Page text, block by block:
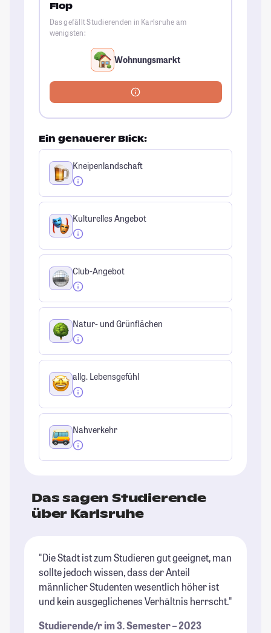
Flop
Das gefällt Studierenden in Karlsruhe am
wenigsten:
Wohnungsmarkt
Ein genauerer Blick:
Kneipenlandschaft
Kulturelles Angebot
Club-Angebot
Natur- und Grünflächen
allg. Lebensgefühl
Nahverkehr
Das sagen Studierende
über Karlsruhe
"Die Stadt ist zum Studieren gut geeignet, man
sollte jedoch wissen, dass der Anteil
männlicher Studenten wesentlich höher ist
und kein ausgeglichenes Verhältnis herrscht."
Studierende/r im 3. Semester – 2023